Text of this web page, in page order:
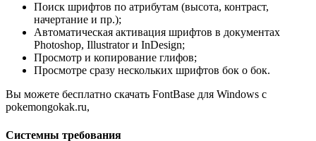
Поиск шрифтов по атрибутам (высота, контраст,
начертание и пр.);
Автоматическая активация шрифтов в документах
Photoshop, Illustrator и InDesign;
Просмотр и копирование глифов;
Просмотре сразу нескольких шрифтов бок о бок.
Вы можете бесплатно скачать FontBase для Windows с
pokemongokak.ru,
Системны требования